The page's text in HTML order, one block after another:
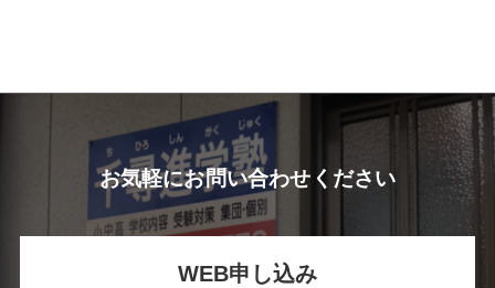
お気軽にお問い合わせください
WEB申し込み